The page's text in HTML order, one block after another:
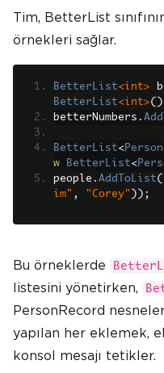
Tim, BetterList
örnekleri sağlar.
BetterList<int>
BetterList<int>
betterNumbers .
BetterList<
w
BetterList<
people . AddToList(
im" , "Corey" ));
Bu örneklerde
listesini yönetirken,
PersonRecord
yapılan her eklemek,
konsol mesajı tetikler.